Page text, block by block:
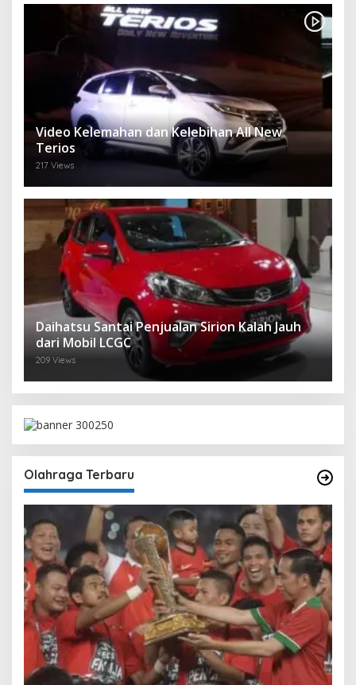
Video Kelemahan dan Kelebihan All New
Terios
217 Views
Daihatsu Santai Penjualan Sirion Kalah Jauh
dari Mobil LCGC
209 Views
Olahraga Terbaru